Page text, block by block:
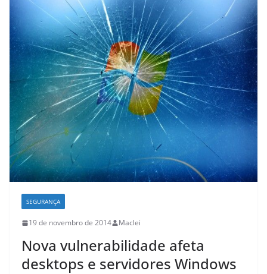
SEGURANÇA
19 de novembro de 2014 Maclei
Nova vulnerabilidade afeta
desktops e servidores Windows